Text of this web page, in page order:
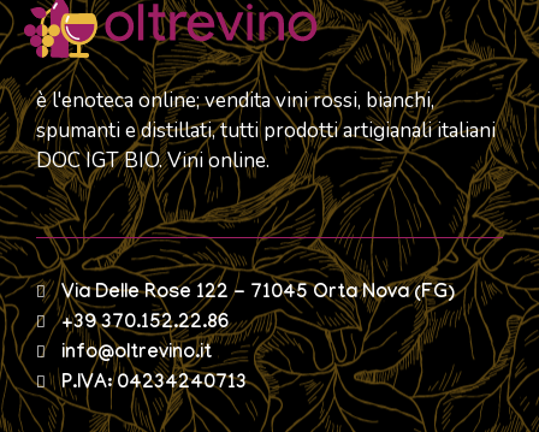
è l'enoteca online; vendita vini rossi, bianchi,
spumanti e distillati, tutti prodotti artigianali italiani
DOC IGT BIO. Vini online.
Via Delle Rose 122 - 71045 Orta Nova (FG)
+39 370.152.22.86
info@oltrevino.it
P.IVA: 04234240713